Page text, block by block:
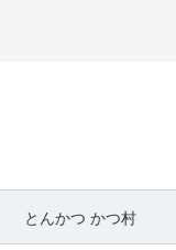
とんかつ かつ村